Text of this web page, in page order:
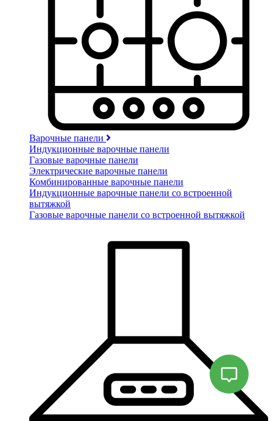
Варочные панели
Индукционные варочные панели
Газовые варочные панели
Электрические варочные панели
Комбинированные варочные панели
Индукционные варочные панели со встроенной
вытяжкой
Газовые варочные панели со встроенной вытяжкой